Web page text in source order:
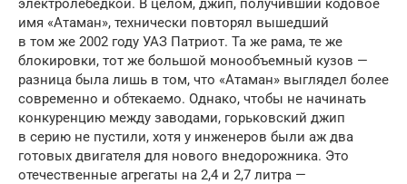
электролебедкой. В целом, джип, получивший кодовое
имя «Атаман», технически повторял вышедший
в том же 2002 году УАЗ Патриот. Та же рама, те же
блокировки, тот же большой монообъемный кузов —
разница была лишь в том, что «Атаман» выглядел более
современно и обтекаемо. Однако, чтобы не начинать
конкуренцию между заводами, горьковский джип
в серию не пустили, хотя у инженеров были аж два
готовых двигателя для нового внедорожника. Это
отечественные агрегаты на 2,4 и 2,7 литра —